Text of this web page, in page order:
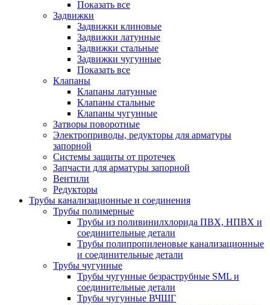
Показать все
Задвижки
Задвижки клиновые
Задвижки латунные
Задвижки стальные
Задвижки чугунные
Показать все
Клапаны
Клапаны латунные
Клапаны стальные
Клапаны чугунные
Затворы поворотные
Электроприводы, редукторы для арматуры
запорной
Системы защиты от протечек
Запчасти для арматуры запорной
Вентили
Редукторы
Трубы канализационные и соединения
Трубы полимерные
Трубы из поливинилхлорида ПВХ, НПВХ и
соединительные детали
Трубы полипропиленовые канализационные
и соединительные детали
Трубы чугунные
Трубы чугунные безраструбные SML и
соединительные детали
Трубы чугунные ВЧШГ